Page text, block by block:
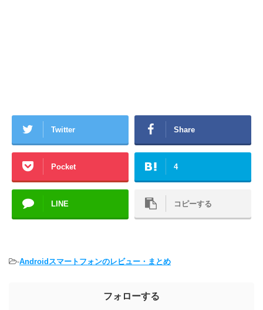
Twitter Share
Pocket 4
LINE コピーする
-Androidスマートフォンのレビュー・まとめ
フォローする